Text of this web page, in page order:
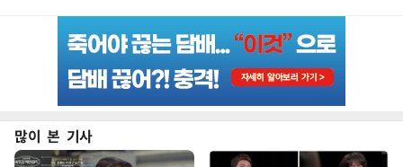
많이 본 기사